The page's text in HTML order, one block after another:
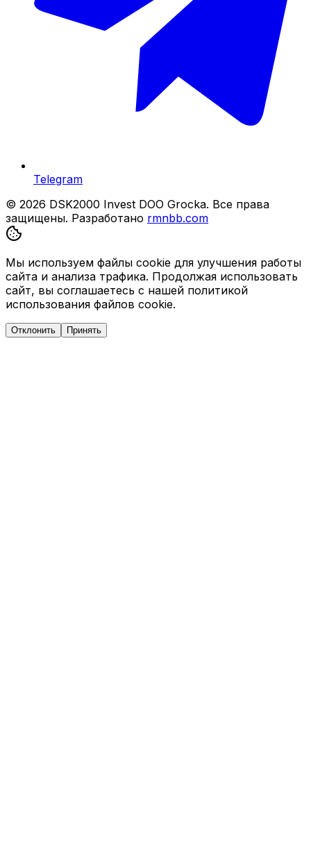
Telegram
© 2026 DSK2000 Invest DOO Grocka. Все права
защищены. Разработано rmnbb.com
Мы используем файлы cookie для улучшения работы
сайта и анализа трафика. Продолжая использовать
сайт, вы соглашаетесь с нашей политикой
использования файлов cookie.
Отклонить Принять